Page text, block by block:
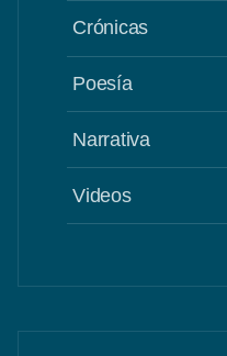
Crónicas
Poesía
Narrativa
Videos